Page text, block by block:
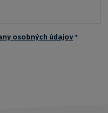
osobných údajov *